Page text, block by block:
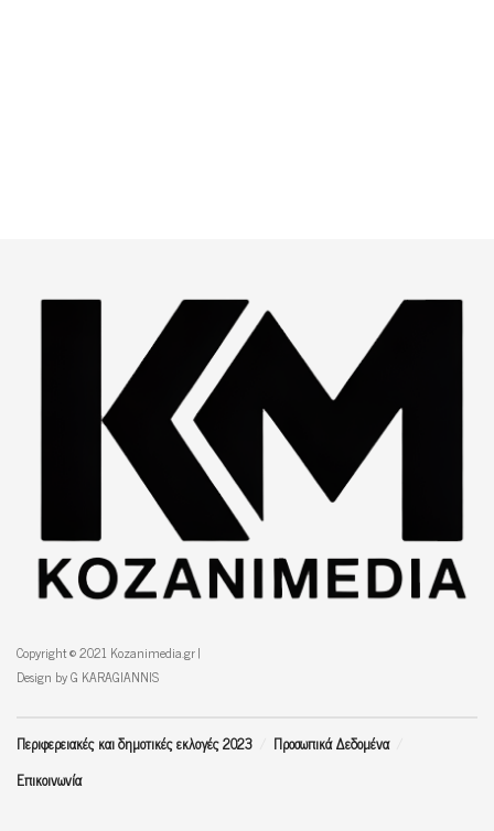
Copyright © 2021 Kozanimedia.gr |
Design by G KARAGIANNIS
Περιφερειακές και δημοτικές εκλογές 2023
Προσωπικά Δεδομένα
Επικοινωνία